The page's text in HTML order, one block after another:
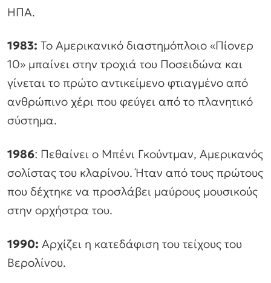
ΗΠΑ.
1983: Το Αμερικανικό διαστημόπλοιο «Πίονερ
10» μπαίνει στην τροχιά του Ποσειδώνα και
γίνεται το πρώτο αντικείμενο φτιαγμένο από
ανθρώπινο χέρι που φεύγει από το πλανητικό
σύστημα.
1986: Πεθαίνει ο Μπένι Γκούντμαν, Αμερικανός
σολίστας του κλαρίνου. Ήταν από τους πρώτους
που δέχτηκε να προσλάβει μαύρους μουσικούς
στην ορχήστρα του.
1990: Αρχίζει η κατεδάφιση του τείχους του
Βερολίνου.